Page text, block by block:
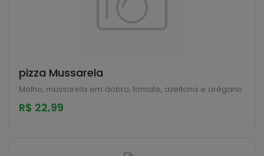
pizza Mussarela
Molho, mussarela em dobro, tomate, azeitona e orégano
R$ 22,99